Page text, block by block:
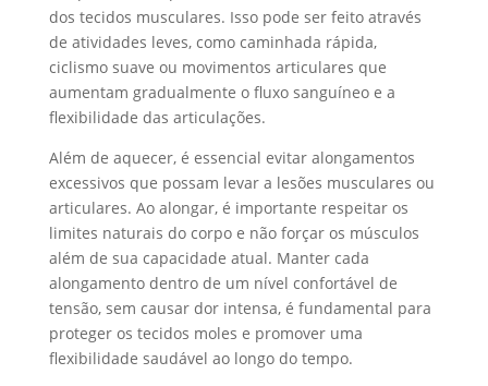
dos tecidos musculares. Isso pode ser feito através
de atividades leves, como caminhada rápida,
ciclismo suave ou movimentos articulares que
aumentam gradualmente o fluxo sanguíneo e a
flexibilidade das articulações.
Além de aquecer, é essencial evitar alongamentos
excessivos que possam levar a lesões musculares ou
articulares. Ao alongar, é importante respeitar os
limites naturais do corpo e não forçar os músculos
além de sua capacidade atual. Manter cada
alongamento dentro de um nível confortável de
tensão, sem causar dor intensa, é fundamental para
proteger os tecidos moles e promover uma
flexibilidade saudável ao longo do tempo.